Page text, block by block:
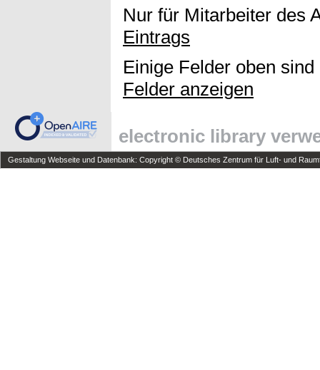
Nur für Mitarbeiter des
Eintrags
Einige Felder oben
Felder anzeigen
electronic library
Gestaltung Webseite und Datenbank: Copyright © Deutsches Zentrum für Luft- und